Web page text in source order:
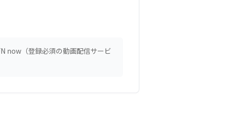
now（登録必須の動画配信サービ